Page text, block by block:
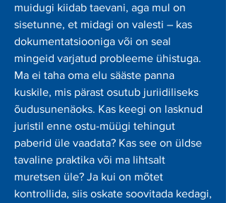
muidugi kiidab taevani, aga mul on
sisetunne, et midagi on valesti – kas
dokumentatsiooniga või on seal
mingeid varjatud probleeme ühistuga.
Ma ei taha oma elu sääste panna
kuskile, mis pärast osutub juriidiliseks
õudusunenäoks. Kas keegi on lasknud
juristil enne ostu-müügi tehingut
paberid üle vaadata? Kas see on üldse
tavaline praktika või ma lihtsalt
muretsen üle? Ja kui on mõtet
kontrollida, siis oskate soovitada kedagi,